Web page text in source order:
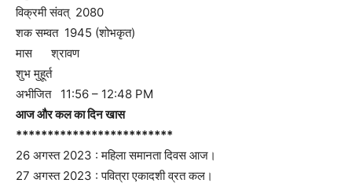
विक्रमी संवत् 2080
शक सम्वत 1945 (शोभकृत)
मास श्रावण
शुभ मुहूर्त
अभीजित 11:56 – 12:48 PM
आज और कल का दिन खास
*************************
26 अगस्त 2023 : महिला समानता दिवस आज।
27 अगस्त 2023 : पवित्रा एकादशी व्रत कल।